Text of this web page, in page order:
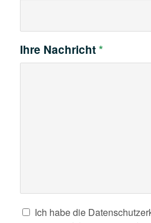
Ihre Nachricht*
Ich habe die